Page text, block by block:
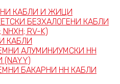
КАБЛИ И ЖИЦИ
БЕЗХАЛОГЕНИ КАБЛИ
NHXH; RV-K)
КАБЛИ
АЛУМИНИУМСКИ НН
(NAYY)
БАКАРНИ НН КАБЛИ